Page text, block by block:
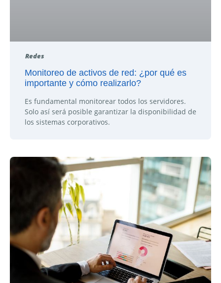
Redes
Monitoreo de activos de red: ¿por qué es
importante y cómo realizarlo?
Es fundamental monitorear todos los servidores.
Solo así será posible garantizar la disponibilidad de
los sistemas corporativos.